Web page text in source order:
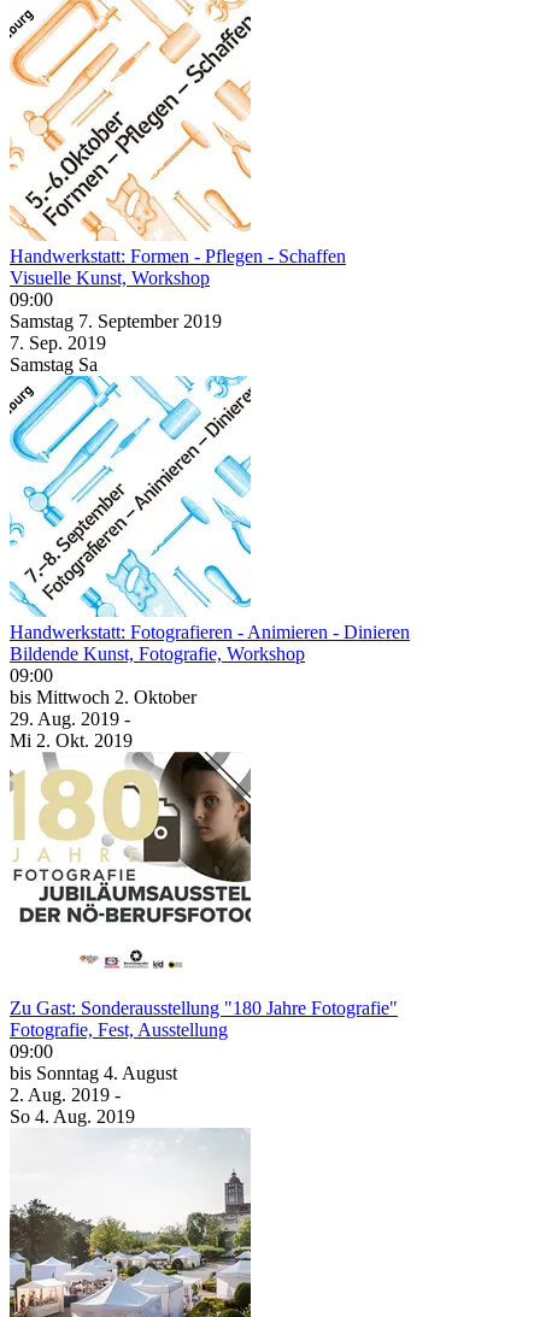
Handwerkstatt: Formen - Pflegen - Schaffen
Visuelle Kunst, Workshop
09:00
Samstag 7. September 2019
7. Sep. 2019
Samstag Sa
Handwerkstatt: Fotografieren - Animieren - Dinieren
Bildende Kunst, Fotografie, Workshop
09:00
bis Mittwoch 2. Oktober
29. Aug. 2019 -
Mi 2. Okt. 2019
Zu Gast: Sonderausstellung "180 Jahre Fotografie"
Fotografie, Fest, Ausstellung
09:00
bis Sonntag 4. August
2. Aug. 2019 -
So 4. Aug. 2019